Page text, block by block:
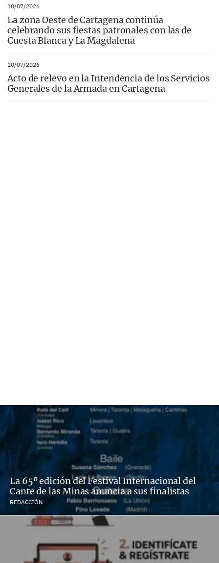
18/07/2026
La zona Oeste de Cartagena continúa
celebrando sus fiestas patronales con las de
Cuesta Blanca y La Magdalena
10/07/2026
Acto de relevo en la Intendencia de los Servicios
Generales de la Armada en Cartagena
La 65º edición del Festival Internacional del
Cante de las Minas anuncia a sus finalistas
REDACCIÓN